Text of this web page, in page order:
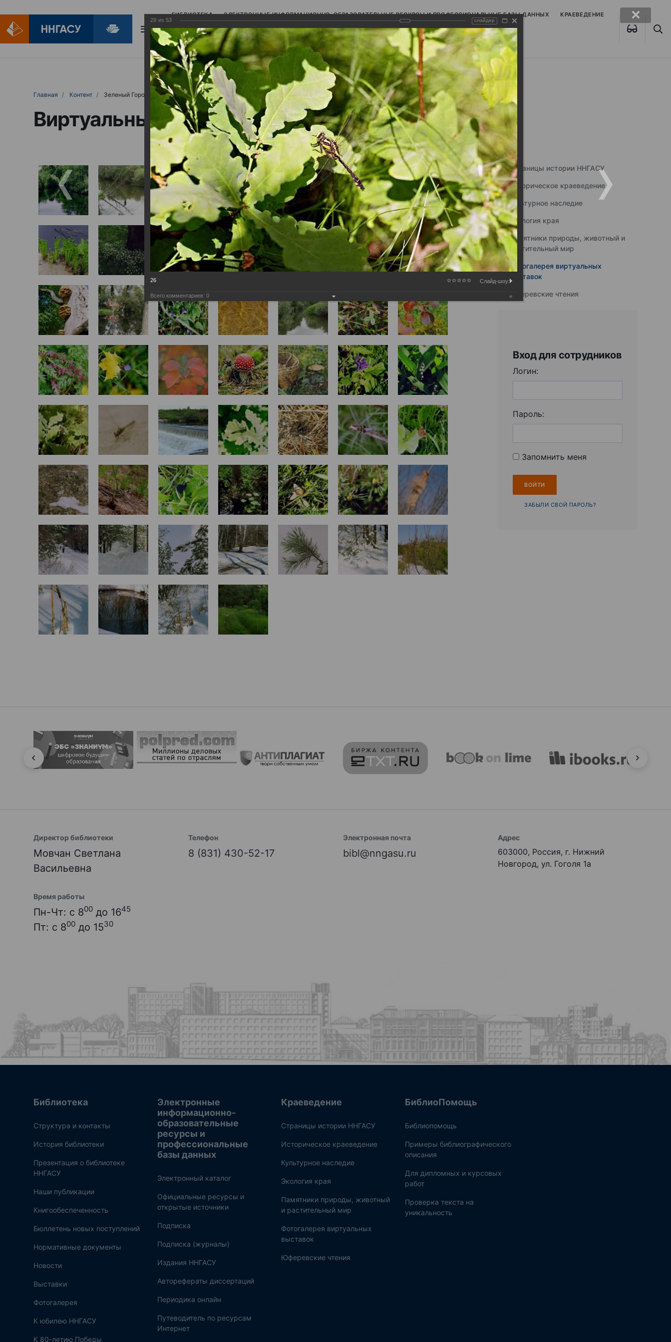
БИБЛИОТЕКА ЭЛЕКТРОННЫЕ ИНФОРМАЦИОННО-ОБРАЗОВАТЕЛЬНЫЕ РЕСУРСЫ И ПРОФЕССИОНАЛЬНЫЕ БАЗЫ ДАННЫХ КРАЕВЕДЕНИЕ
БИБЛИОПОМОЩЬ
Главная Контент Зеленый Город
Виртуальные выставки (фотоальбомы)
Страницы истории ННГАСУ
Историческое краеведение
Культурное наследие
Экология края
Памятники природы, животный и
растительный мир
Фотогалерея виртуальных
выставок
Юферевские чтения
Вход для сотрудников
Логин:
Пароль:
Запомнить меня
ЗАБЫЛИ СВОЙ ПАРОЛЬ?
Директор библиотеки
Мовчан Светлана
Васильевна
Телефон
8 (831) 430-52-17
Электронная почта
bibl@nngasu.ru
Адрес
603000, Россия, г. Нижний
Новгород, ул. Гоголя 1а
Время работы
Пн-Чт: с 800 до 1645
Пт: с 800 до 1530
Библиотека
Структура и контакты
История библиотеки
Презентация о библиотеке
ННГАСУ
Наши публикации
Книгообеспеченность
Бюллетень новых поступлений
Нормативные документы
Новости
Выставки
Фотогалерея
К юбилею ННГАСУ
К 80-летию Победы
Электронные
информационно-
образовательные
ресурсы и
профессиональные
базы данных
Электронный каталог
Официальные ресурсы и
открытые источники
Подписка
Подписка (журналы)
Издания ННГАСУ
Авторефераты диссертаций
Периодика онлайн
Путеводитель по ресурсам
Интернет
Краеведение
Страницы истории ННГАСУ
Историческое краеведение
Культурное наследие
Экология края
Памятники природы, животный
и растительный мир
Фотогалерея виртуальных
выставок
Юферевские чтения
БиблиоПомощь
Библиопомощь
Примеры библиографического
описания
Для дипломных и курсовых
работ
Проверка текста на
уникальность
29 из 53 слайдер
26 Слайд-шоу:
Всего комментариев: 0